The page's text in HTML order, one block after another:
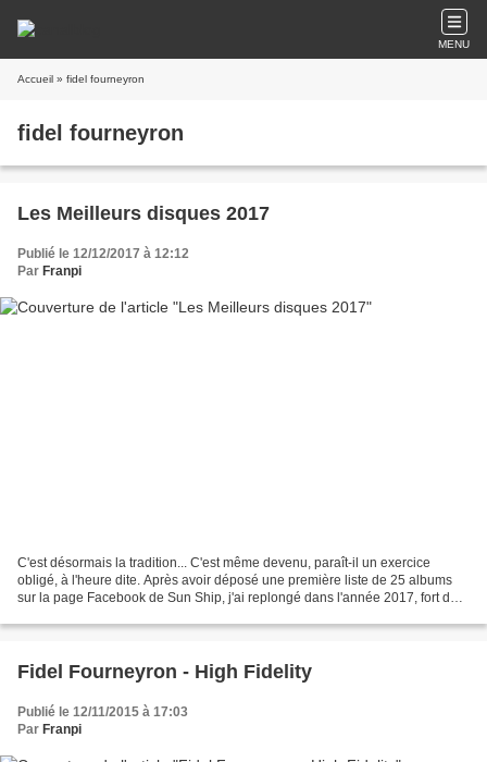
MENU
Accueil » fidel fourneyron
fidel fourneyron
Les Meilleurs disques 2017
Publié le 12/12/2017 à 12:12
Par Franpi
C'est désormais la tradition... C'est même devenu, paraît-il un exercice
obligé, à l'heure dite. Après avoir déposé une première liste de 25 albums
sur la page Facebook de Sun Ship, j'ai replongé dans l'année 2017, fort des
Fidel Fourneyron - High Fidelity
Publié le 12/11/2015 à 17:03
Par Franpi